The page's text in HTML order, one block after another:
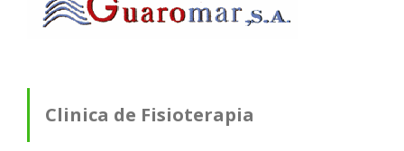
Clinica de Fisioterapia